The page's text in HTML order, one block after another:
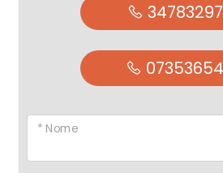
34783297
07353654
* Nome